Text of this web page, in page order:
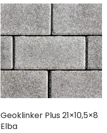
Geoklinker Plus 21×10,5×8
Elba